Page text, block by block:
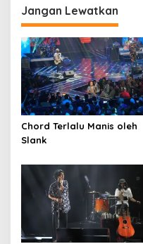
Jangan Lewatkan
Chord Terlalu Manis oleh
Slank